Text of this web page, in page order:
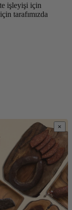
işleyişi için
tarafımızda
×